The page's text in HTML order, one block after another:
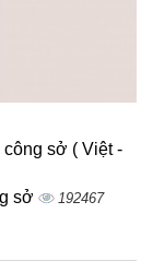
sở ( Việt -
sở 192467